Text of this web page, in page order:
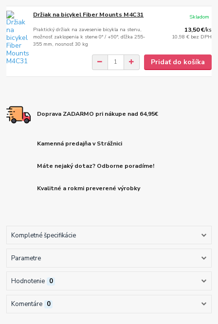
Držiak na bicykel Fiber Mounts M4C31
Praktický držiak na zavesenie bicykla na stenu,
možnosť zaklopenia k stene 0° / +90°, dľžka 255-
355 mm, nosnosť 30 kg
13,50 €/ks
10,98 € bez DPH
Skladom
Pridať do košíka
Doprava ZADARMO pri nákupe nad 64,95€
Kamenná predajňa v Strážnici
Máte nejaký dotaz? Odborne poradíme!
Kvalitné a rokmi preverené výrobky
Kompletné špecifikácie
Parametre
Hodnotenie 0
Komentáre 0